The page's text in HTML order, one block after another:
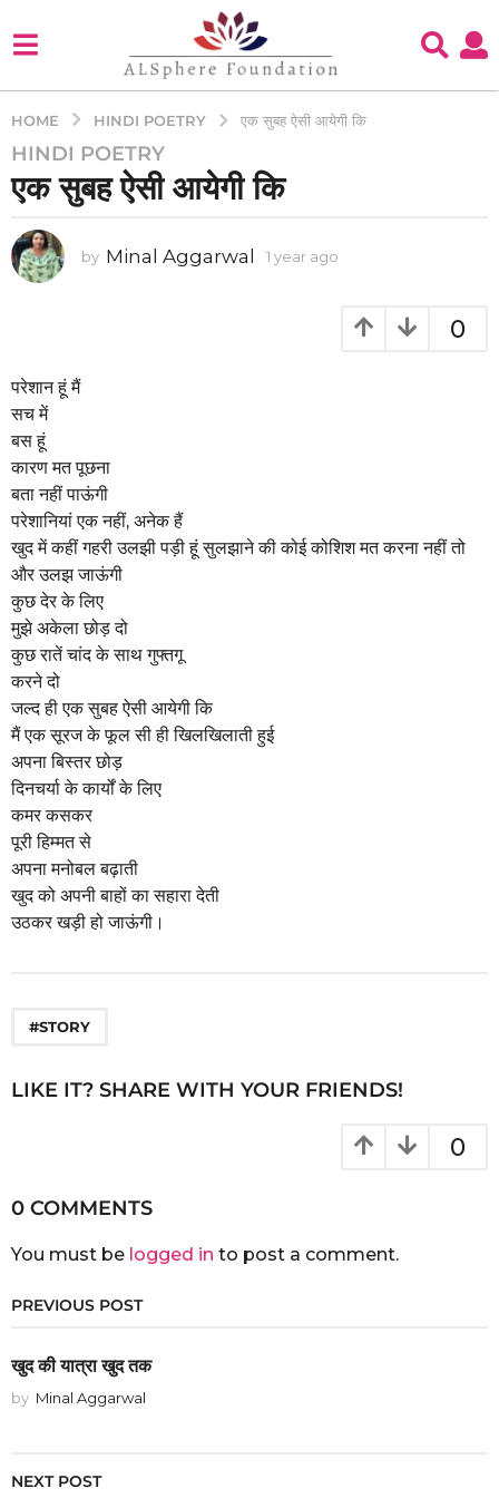
HOME HINDI POETRY एक सुबह ऐसी आयेगी कि
1
y
e
a
r
y
e
a
r
a
g
o
HINDI POETRY
एक सुबह ऐसी आयेगी कि
by Minal Aggarwal 1 year ago
0
परेशान हूं मैं
सच में
बस हूं
कारण मत पूछना
बता नहीं पाऊंगी
परेशानियां एक नहीं, अनेक हैं
खुद में कहीं गहरी उलझी पड़ी हूं सुलझाने की कोई कोशिश मत करना नहीं तो
और उलझ जाऊंगी
कुछ देर के लिए
मुझे अकेला छोड़ दो
कुछ रातें चांद के साथ गुफ्तगू
करने दो
जल्द ही एक सुबह ऐसी आयेगी कि
मैं एक सूरज के फूल सी ही खिलखिलाती हुई
अपना बिस्तर छोड़
दिनचर्या के कार्यों के लिए
कमर कसकर
पूरी हिम्मत से
अपना मनोबल बढ़ाती
खुद को अपनी बाहों का सहारा देती
उठकर खड़ी हो जाऊंगी।
#STORY
LIKE IT? SHARE WITH YOUR FRIENDS!
0
0 COMMENTS
You must be logged in to post a comment.
PREVIOUS POST
खुद की यात्रा खुद तक
by Minal Aggarwal
NEXT POST